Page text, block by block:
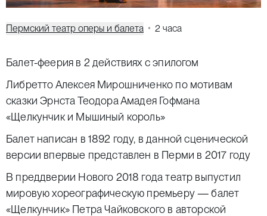
Пермский театр оперы и балета 2 часа
Балет-феерия в 2 действиях с эпилогом
Либретто Алексея Мирошниченко по мотивам
сказки Эрнста Теодора Амадея Гофмана
«Щелкунчик и Мышиный король»
Балет написан в 1892 году, в данной сценической
версии впервые представлен в Перми в 2017 году
В преддверии Нового 2018 года театр выпустил
мировую хореографическую премьеру — балет
«Щелкунчик» Петра Чайковского в авторской